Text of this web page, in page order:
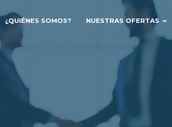
¿QUIÉNES SOMOS? NUESTRAS OFERTAS